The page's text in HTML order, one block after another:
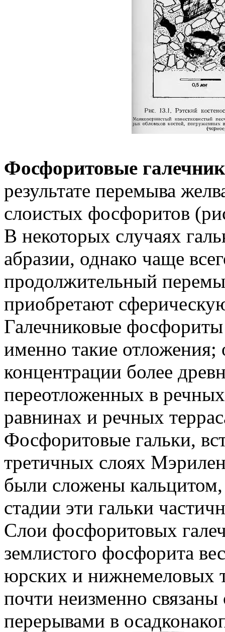
Фосфоритовые
результате перемыва
слоистых фосфоритов
В некоторых случаях
абразии, однако чаще
продолжительный
приобретают
Галечниковые
именно такие отложения;
концентрации более
переотложенных в
равнинах и речных
Фосфоритовые гальки,
третичных слоях
были сложены кальцитом,
стадии эти гальки
Слои фосфоритовых
землистого фосфорита
юрских и нижнемеловых
почти неизменно
перерывами в